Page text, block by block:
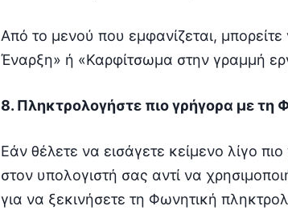
Από το μενού που εμφανίζεται,
Έναρξη» ή «Καρφίτσωμα στην γραμμή
8. Πληκτρολογήστε πιο γρήγορα με τη
Εάν θέλετε να εισάγετε κείμενο λίγο
στον υπολογιστή σας αντί να
για να ξεκινήσετε τη Φωνητική